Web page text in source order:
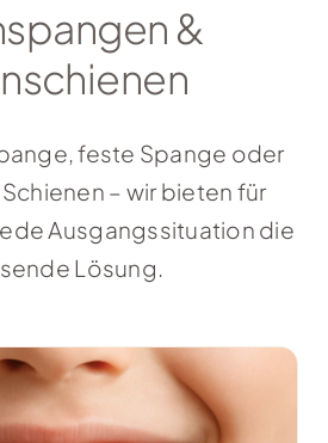
&
feste Spange oder
– wir bieten für
Ausgangssituation die
Lösung.